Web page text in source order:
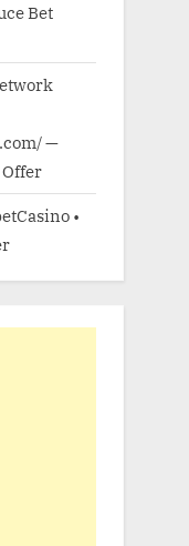
Bet
—
•